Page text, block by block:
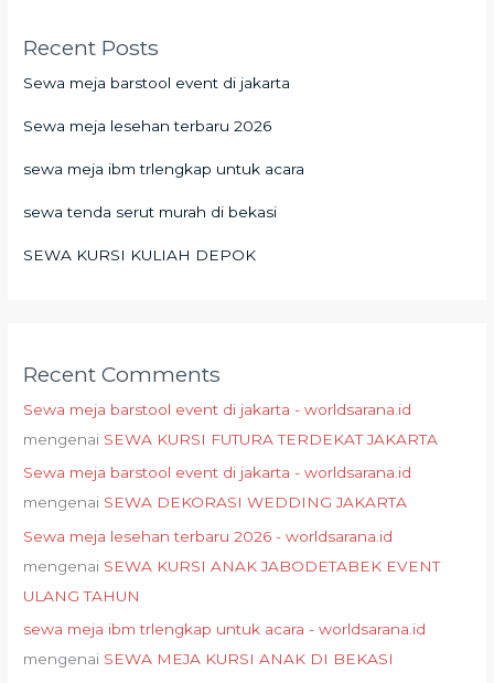
Recent Posts
Sewa meja barstool event di jakarta
Sewa meja lesehan terbaru 2026
sewa meja ibm trlengkap untuk acara
sewa tenda serut murah di bekasi
SEWA KURSI KULIAH DEPOK
Recent Comments
Sewa meja barstool event di jakarta - worldsarana.id
mengenai SEWA KURSI FUTURA TERDEKAT JAKARTA
Sewa meja barstool event di jakarta - worldsarana.id
mengenai SEWA DEKORASI WEDDING JAKARTA
Sewa meja lesehan terbaru 2026 - worldsarana.id
mengenai SEWA KURSI ANAK JABODETABEK EVENT
ULANG TAHUN
sewa meja ibm trlengkap untuk acara - worldsarana.id
mengenai SEWA MEJA KURSI ANAK DI BEKASI